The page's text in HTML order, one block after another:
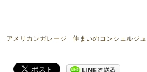
アメリカンガレージ 住まいのコンシェルジュ